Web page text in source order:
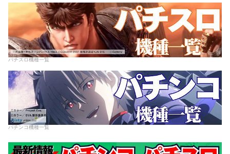
パチスロ機種一覧
パチンコ機種一覧